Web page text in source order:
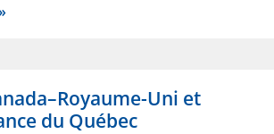
Uni et
du Québec